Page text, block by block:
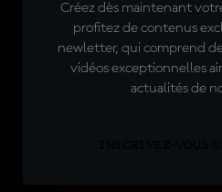
Créez dès maintenant
profitez de contenus
newletter, qui comprend
vidéos exceptionnelles
actualités de